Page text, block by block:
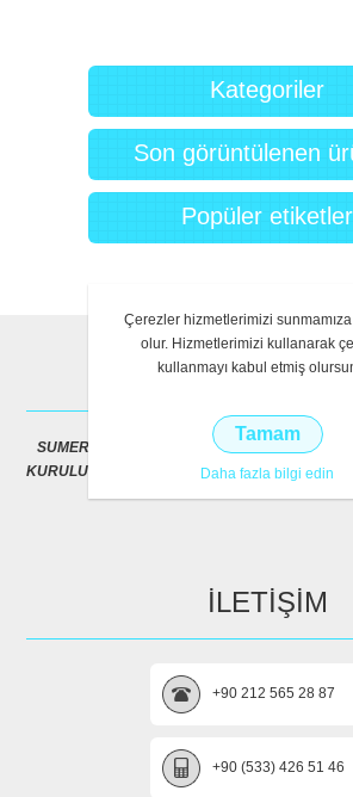
Kategoriler
Son görüntülenen
Popüler etiketler
SUMER ŞİRKETLER GRUBU
KURULUŞUNA AİT VEB ALANIDIR
İLETİŞİM
+90 212 565 28 87
+90 (533) 426 51 46
Çerezler hizmetlerimizi sunmamıza
olur. Hizmetlerimizi kullanarak
kullanmayı kabul etmiş
Tamam
Daha fazla bilgi edin